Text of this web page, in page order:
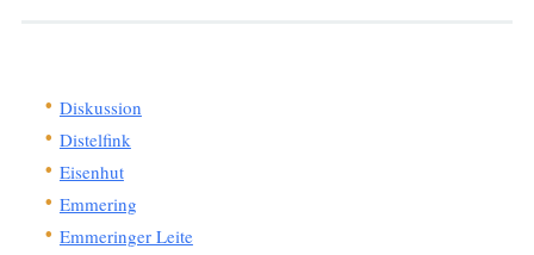
Diskussion
Distelfink
Eisenhut
Emmering
Emmeringer Leite